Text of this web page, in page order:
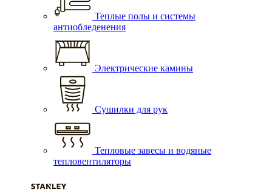
Теплые полы и системы
антиобледенения
Электрические камины
Сушилки для рук
Тепловые завесы и водяные
тепловентиляторы